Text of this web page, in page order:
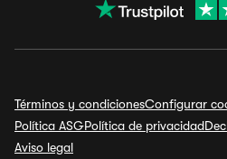
Términos y condicionesConfigurar
Política ASGPolítica de privacidad
Aviso legal